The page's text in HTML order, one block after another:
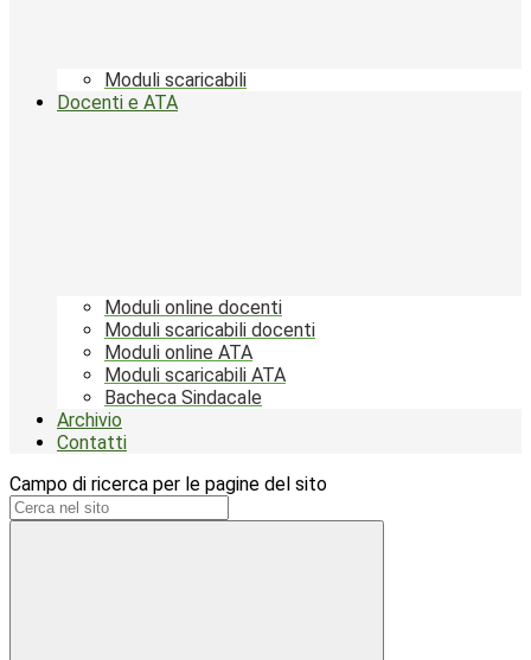
Moduli scaricabili
Docenti e ATA
Moduli online docenti
Moduli scaricabili docenti
Moduli online ATA
Moduli scaricabili ATA
Bacheca Sindacale
Archivio
Contatti
Campo di ricerca per le pagine del sito